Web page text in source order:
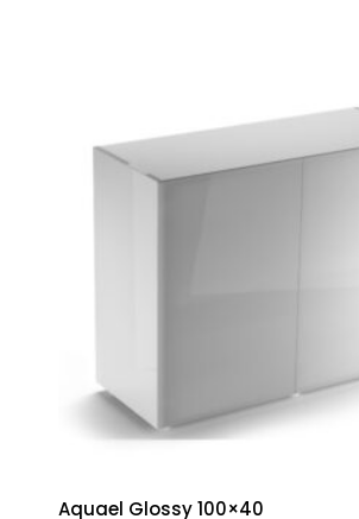
Aquael Glossy 100×40